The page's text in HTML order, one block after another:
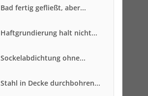
Bad fertig gefließt, aber...
Haftgrundierung halt nicht...
Sockelabdichtung ohne...
Stahl in Decke durchbohren...